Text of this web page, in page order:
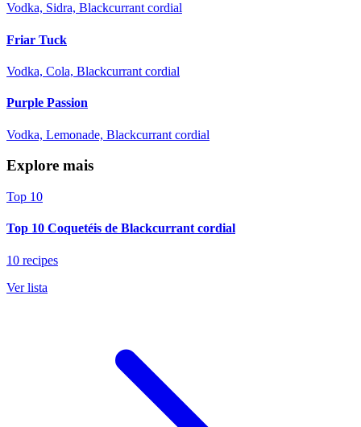
Vodka, Sidra, Blackcurrant cordial
Friar Tuck
Vodka, Cola, Blackcurrant cordial
Purple Passion
Vodka, Lemonade, Blackcurrant cordial
Explore mais
Top 10
Top 10 Coquetéis de Blackcurrant cordial
10 recipes
Ver lista